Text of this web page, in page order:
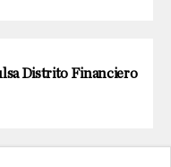
Distrito Financiero